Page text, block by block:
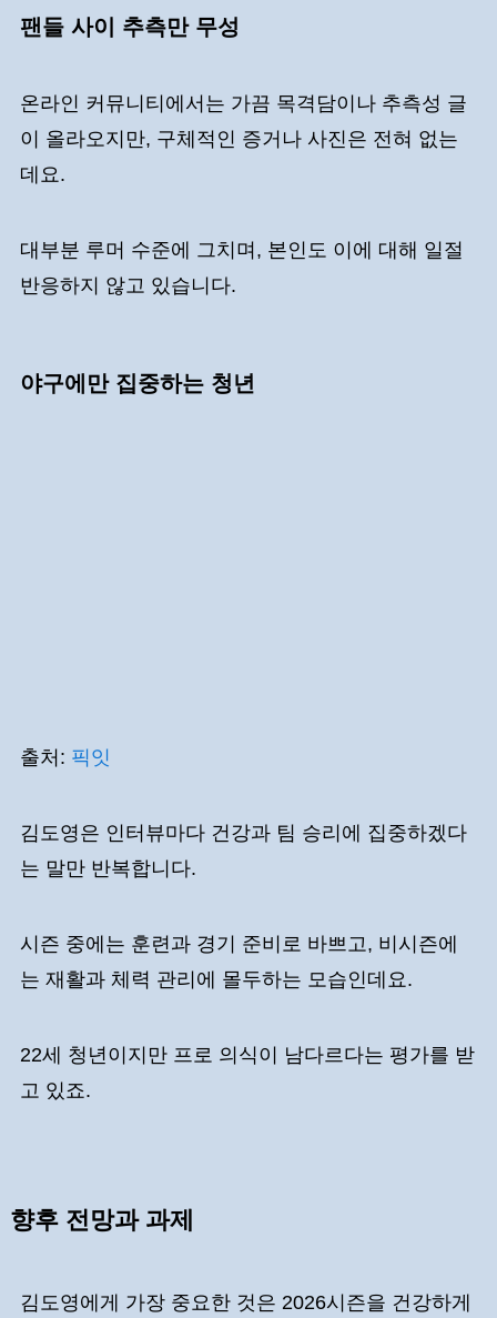
팬들 사이 추측만 무성
온라인 커뮤니티에서는 가끔 목격담이나 추측성 글
이 올라오지만, 구체적인 증거나 사진은 전혀 없는
데요.
대부분 루머 수준에 그치며, 본인도 이에 대해 일절
반응하지 않고 있습니다.
야구에만 집중하는 청년
출처: 픽잇
김도영은 인터뷰마다 건강과 팀 승리에 집중하겠다
는 말만 반복합니다.
시즌 중에는 훈련과 경기 준비로 바쁘고, 비시즌에
는 재활과 체력 관리에 몰두하는 모습인데요.
22세 청년이지만 프로 의식이 남다르다는 평가를 받
고 있죠.
향후 전망과 과제
김도영에게 가장 중요한 것은 2026시즌을 건강하게